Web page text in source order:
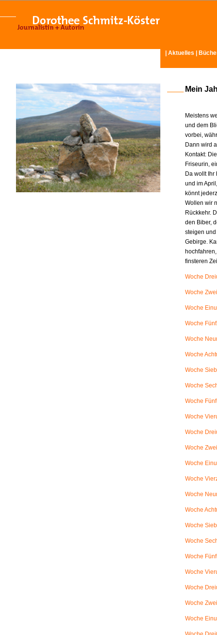
Aktuelles
Mein
Meistens
und dem
vorbei,
Dann wird
Kontakt:
Friseurin,
Da wollt
und im
könnt
Wollen wir
Rückkehr.
den Biber,
steigen
Gebirge.
finsteren
Woche
Woche
Woche
Woche
Woche
Woche
Woche
Woche
Woche
Woche
Woche
Woche
Woche
Woche
Woche
Woche
Woche
Woche
Woche
Woche
Woche
Woche
Woche